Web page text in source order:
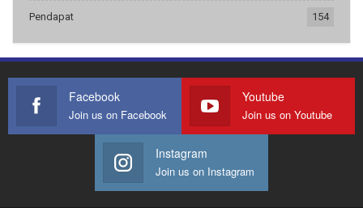
Pendapat 154
Facebook
Join us on Facebook
Youtube
Join us on Youtube
Instagram
Join us on Instagram